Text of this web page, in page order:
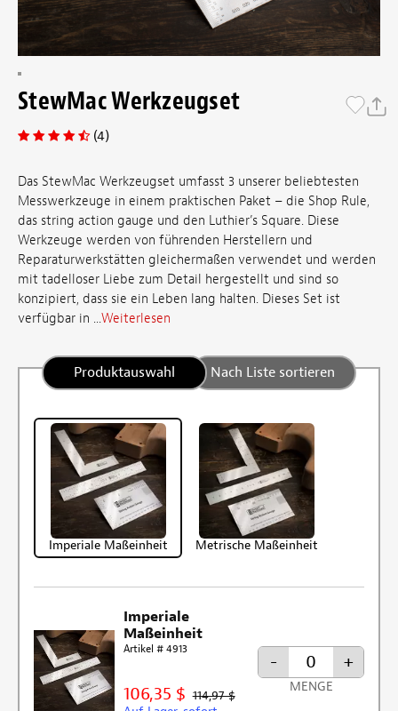
StewMac Werkzeugset
(4)
Das StewMac Werkzeugset umfasst 3 unserer beliebtesten
Messwerkzeuge in einem praktischen Paket – die Shop Rule,
das string action gauge und den Luthier’s Square. Diese
Werkzeuge werden von führenden Herstellern und
Reparaturwerkstätten gleichermaßen verwendet und werden
mit tadelloser Liebe zum Detail hergestellt und sind so
konzipiert, dass sie ein Leben lang halten. Dieses Set ist
verfügbar in ...Weiterlesen
Produktauswahl Nach Liste sortieren
Imperiale Maßeinheit Metrische Maßeinheit
Imperiale
Maßeinheit
Artikel # 4913
106,35 $ 114,97 $
- +
MENGE